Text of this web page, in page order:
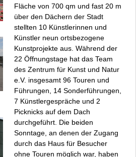
Fläche von 700 qm und fast 20 m
über den Dächern der Stadt
stellten 10 Künstlerinnen und
Künstler neun ortsbezogene
Kunstprojekte aus. Während der
22 Öffnungstage hat das Team
des Zentrum für Kunst und Natur
e.V. insgesamt 96 Touren und
Führungen, 14 Sonderführungen,
7 Künstlergespräche und 2
Picknicks auf dem Dach
durchgeführt. Die beiden
Sonntage, an denen der Zugang
durch das Haus für Besucher
ohne Touren möglich war, haben